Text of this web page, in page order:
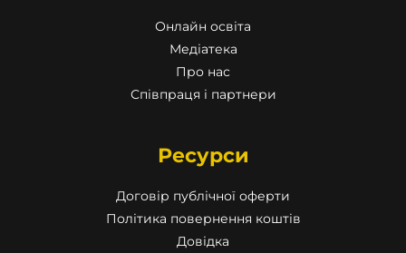
Онлайн освіта
Медіатека
Про нас
Співпраця і партнери
Ресурси
Договір публічної оферти
Політика повернення коштів
Довідка